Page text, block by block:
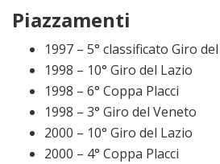
Piazzamenti
1997 – 5° classificato Giro
1998 – 10° Giro del Lazio
1998 – 6° Coppa Placci
1998 – 3° Giro del Veneto
2000 – 10° Giro del Lazio
2000 – 4° Coppa Placci